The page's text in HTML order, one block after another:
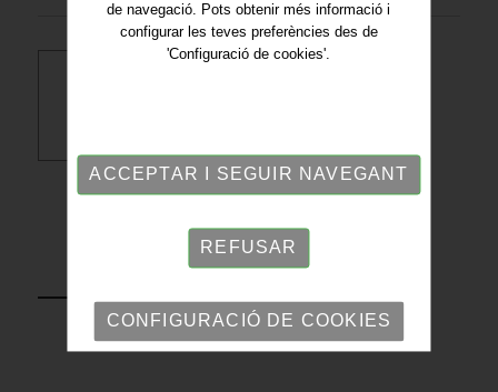
TORNAR
de navegació. Pots obtenir més informació i
configurar les teves preferències des de
'Configuració de cookies'.
ACCEPTAR I SEGUIR NAVEGANT
REFUSAR
CONFIGURACIÓ DE COOKIES